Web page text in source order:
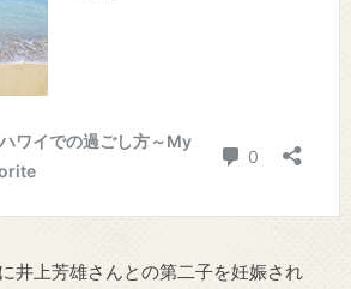
井上芳雄さんとの第二子を妊娠され